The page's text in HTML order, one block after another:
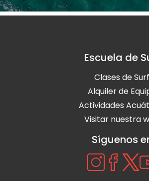
Escuela de
Clases de Surf
Alquiler de
Actividades
Visitar nuestra
Síguenos